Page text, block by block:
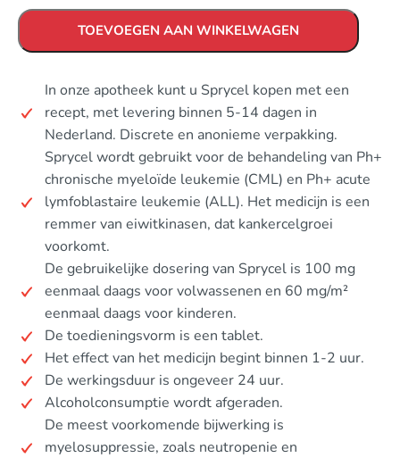
TOEVOEGEN AAN WINKELWAGEN
In onze apotheek kunt u Sprycel kopen met een
recept, met levering binnen 5-14 dagen in
Nederland. Discrete en anonieme verpakking.
Sprycel wordt gebruikt voor de behandeling van Ph+
chronische myeloïde leukemie (CML) en Ph+ acute
lymfoblastaire leukemie (ALL). Het medicijn is een
remmer van eiwitkinasen, dat kankercelgroei
voorkomt.
De gebruikelijke dosering van Sprycel is 100 mg
eenmaal daags voor volwassenen en 60 mg/m²
eenmaal daags voor kinderen.
De toedieningsvorm is een tablet.
Het effect van het medicijn begint binnen 1-2 uur.
De werkingsduur is ongeveer 24 uur.
Alcoholconsumptie wordt afgeraden.
De meest voorkomende bijwerking is
myelosuppressie, zoals neutropenie en